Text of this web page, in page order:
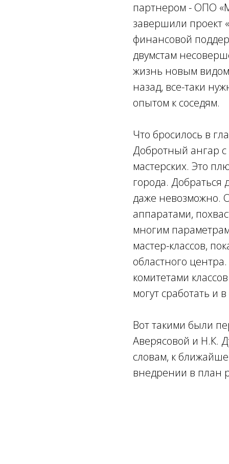
партнером - ОПО
завершили проект
финансовой
двумстам
жизнь новым
назад, все-таки
опытом к соседям.
Что бросилось в
Добротный ангар
мастерских. Это
города.
даже невозможно.
аппаратами,
многим
мастер-классов,
областного
комитетами
могут сработать и
Вот такими были
Аверясовой и Н.К.
словам, к
внедрении в план